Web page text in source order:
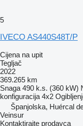
5
IVECO AS440S48T/P
Cijena na upit
Tegljač
2022
369.265 km
Snaga 490 k.s. (360 kW)
konfiguracija 4x2
Španjolska, Huércal
Veinsur
Kontaktirajte prodavca